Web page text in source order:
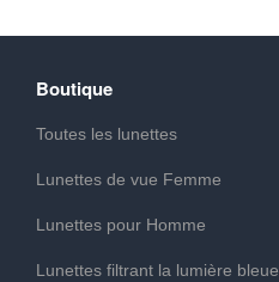
Boutique
Toutes les lunettes
Lunettes de vue Femme
Lunettes pour Homme
Lunettes filtrant la lumière bleue